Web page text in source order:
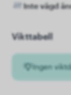
Inte vägd
Vikttabell
Ingen